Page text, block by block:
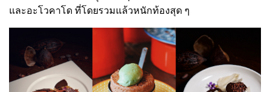
และอะโวคาโด ที่โดยรวมแล้วหนักท้องสุด ๆ